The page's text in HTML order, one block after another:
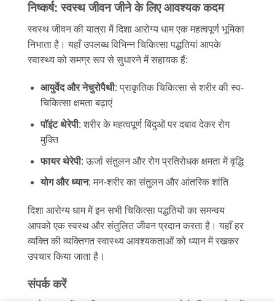
निष्कर्ष: स्वस्थ जीवन जीने के लिए आवश्यक कदम
स्वस्थ जीवन की यात्रा में दिशा आरोग्य धाम एक महत्वपूर्ण भूमिका
निभाता है। यहाँ उपलब्ध विभिन्न चिकित्सा पद्धतियां आपके
स्वास्थ्य को समग्र रूप से सुधारने में सहायक हैं:
आयुर्वेद और नेचुरोपैथी: प्राकृतिक चिकित्सा से शरीर की स्व-
चिकित्सा क्षमता बढ़ाएं
पॉइंट थेरेपी: शरीर के महत्वपूर्ण बिंदुओं पर दबाव देकर रोग
मुक्ति
फायर थेरेपी: ऊर्जा संतुलन और रोग प्रतिरोधक क्षमता में वृद्धि
योग और ध्यान: मन-शरीर का संतुलन और आंतरिक शांति
दिशा आरोग्य धाम में इन सभी चिकित्सा पद्धतियों का समन्वय
आपको एक स्वस्थ और संतुलित जीवन प्रदान करता है। यहाँ हर
व्यक्ति की व्यक्तिगत स्वास्थ्य आवश्यकताओं को ध्यान में रखकर
उपचार किया जाता है।
संपर्क करें